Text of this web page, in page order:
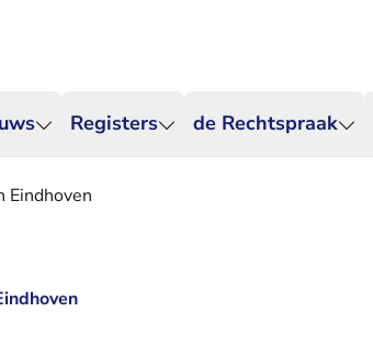
Registers de Rechtspraak
Eindhoven